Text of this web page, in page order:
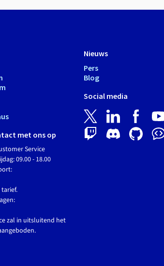
met ons op
Service
09.00 - 18.00
zal in uitsluitend het
Nieuws
Pers
Blog
Social media